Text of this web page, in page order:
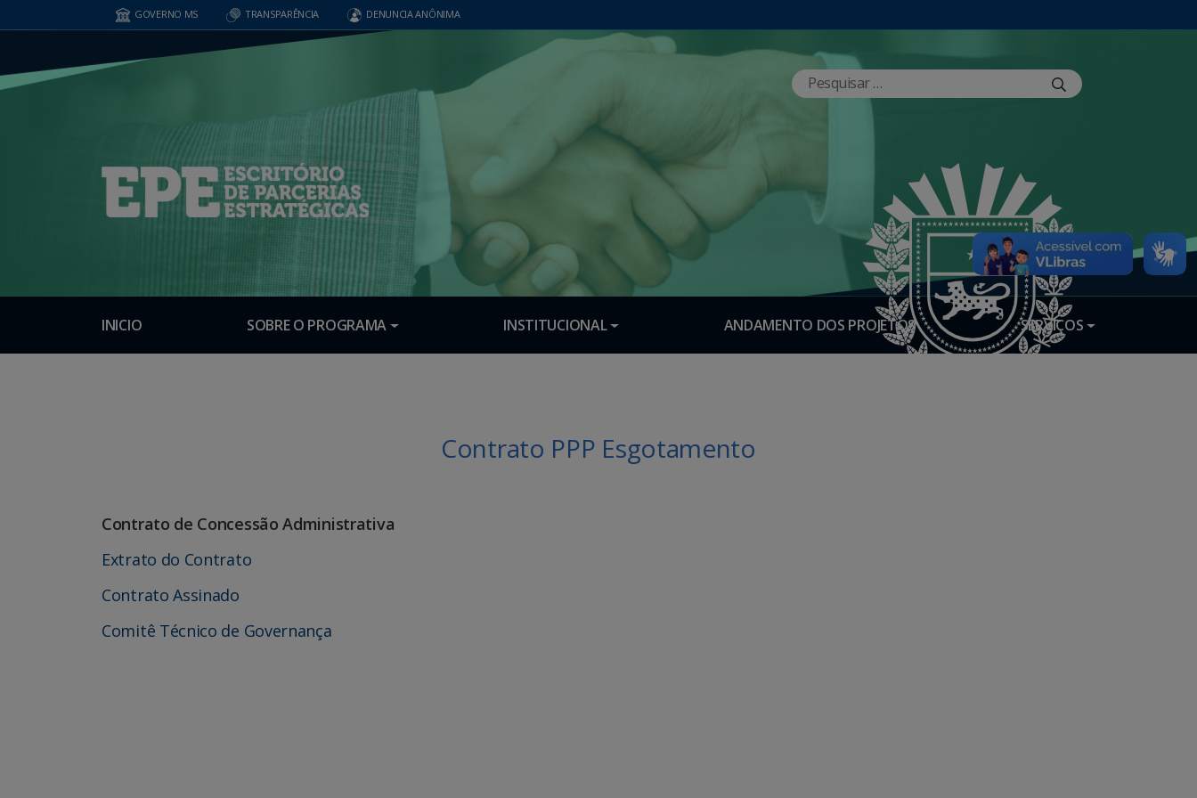
GOVERNO MS TRANSPARÊNCIA DENUNCIA ANÔNIMA
INICIO SOBRE O PROGRAMA INSTITUCIONAL ANDAMENTO DOS PROJETOS SERVIÇOS
Contrato PPP Esgotamento
Contrato de Concessão Administrativa
Extrato do Contrato
Contrato Assinado
Comitê Técnico de Governança